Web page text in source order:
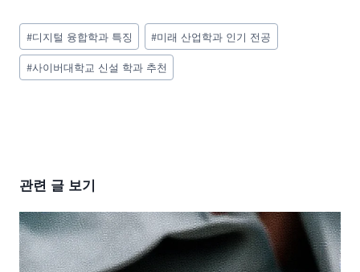
Post
Tags:
#디지털 융합학과 특징 #미래 산업학과 인기 전공
#사이버대학교 신설 학과 추천
관련 글 보기